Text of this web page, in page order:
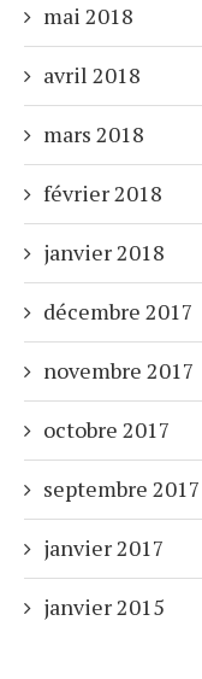
mai 2018
avril 2018
mars 2018
février 2018
janvier 2018
décembre 2017
novembre 2017
octobre 2017
septembre 2017
janvier 2017
janvier 2015